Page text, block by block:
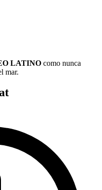
LATINO como nunca
mar.